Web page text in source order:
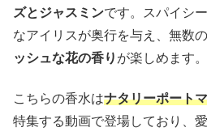
ズとジャスミンです。スパイシ
なアイリスが奥行を与え、無数
ッシュな花の香り が楽しめます。
こちらの香水はナタリーポート
特集する動画で登場しており、